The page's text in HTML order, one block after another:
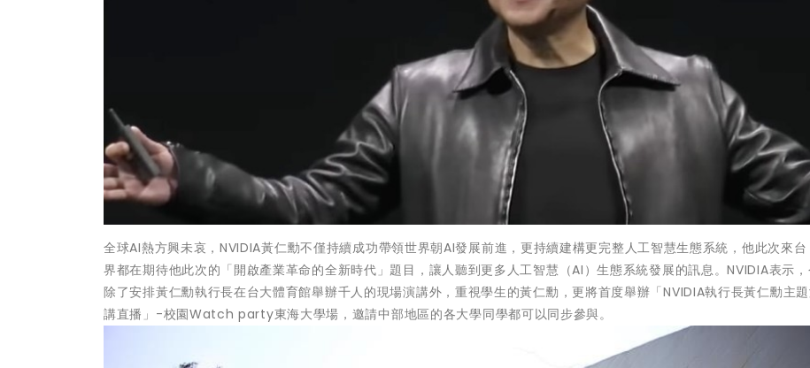
全球AI熱方興未哀，NVIDIA黃仁勳不僅持續成功帶領世界朝AI發展前進，更持續建構更完整人工智慧生態系統，他此次來台
界都在期待他此次的「開啟產業革命的全新時代」題目，讓人聽到更多人工智慧（AI）生態系統發展的訊息。NVIDIA表示
除了安排黃仁勳執行長在台大體育館舉辦千人的現場演講外，重視學生的黃仁勳，更將首度舉辦「NVIDIA執行長黃仁勳主
講直播」-校園Watch party東海大學場，邀請中部地區的各大學同學都可以同步參與。